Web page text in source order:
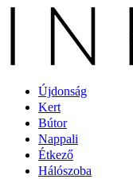
Újdonság
Kert
Bútor
Nappali
Étkező
Hálószoba